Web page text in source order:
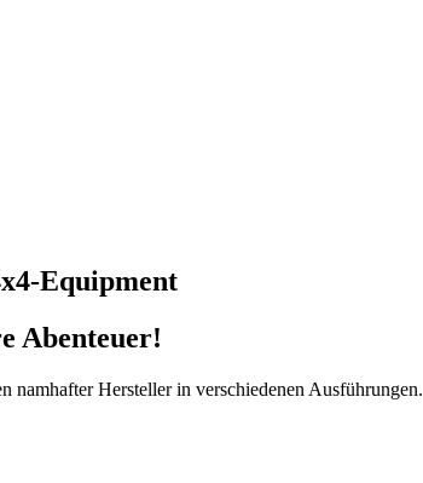
Equipment
Abenteuer!
namhafter Hersteller in verschiedenen Ausführungen.